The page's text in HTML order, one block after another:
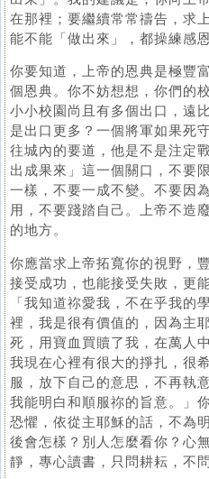
在那裡；要繼續常常禱告，求
能不能「做出來」，都操練感恩
你要知道，上帝的恩典是極豐
個恩典。你不妨想想，你們的
小小校園尚且有多個出口，遠
是出口更多？一個將軍如果死
往城內的要道，他是不是注定
出成果來」這一個關口，不要
一樣，不要一成不變。不要因
用，不要踐踏自己。上帝不造
的地方。
你應當求上帝拓寬你的視野，
接受成功，也能接受失敗，更
「我知道祢愛我，不在乎我的
裡，我是很有價值的，因為主
死，用寶血買贖了我，在萬人
我現在心裡有很大的掙扎，很
服，放下自己的意思，不再執
我能明白和順服祢的旨意。」
恐懼，依從主耶穌的話，不為
後會怎樣？別人怎麼看你？心
靜，專心讀書，只問耕耘，不問